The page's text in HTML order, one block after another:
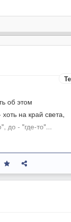
об этом
на край света,
до - "где-то"...
весны...